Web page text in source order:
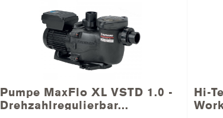
Pumpe MaxFlo XL VSTD 1.0 -
Drehzahlregulierbar...
Hi-